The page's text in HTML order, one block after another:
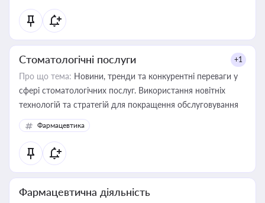
Стоматологічні послуги +1
Про що тема: Новини, тренди та конкурентні переваги у
сфері стоматологічних послуг. Використання новітніх
технологій та стратегій для покращення обслуговування
Фармацевтика
Фармацевтична діяльність